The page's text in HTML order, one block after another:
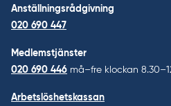
Anställningsrådgivning
020 690 447
Medlemstjänster
020 690 446 må–fre klockan
Arbetslöshetskassan